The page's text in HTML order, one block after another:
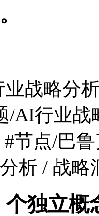
战略分
/AI行业战
节点/巴
析 / 战略
个独立概